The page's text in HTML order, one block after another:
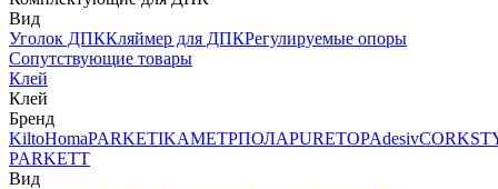
Вид
Уголок ДПККляймер для ДПКРегулируемые опоры
Сопутствующие товары
Клей
Клей
Бренд
KiltoHomaPARKETIKAМЕТРПОЛАPURETOPAdesiv
PARKETT
Вид